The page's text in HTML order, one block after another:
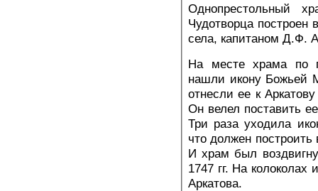
Однопрестольный
Чудотворца построен
села, капитаном Д.Ф.
На месте храма по
нашли икону Божьей
отнесли ее к
Он велел поставить
Три раза уходила
что должен
И храм был
1747 гг. На колоколах
Аркатова.